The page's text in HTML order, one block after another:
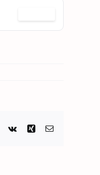
Pinterest
Vk Xing Email